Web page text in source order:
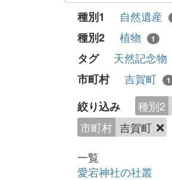
種別1 自然遺産
種別2 植物 1
タグ 天然記念物
市町村 吉賀町 1
絞り込み 種別2
市町村 吉賀町
一覧
愛宕神社の社叢